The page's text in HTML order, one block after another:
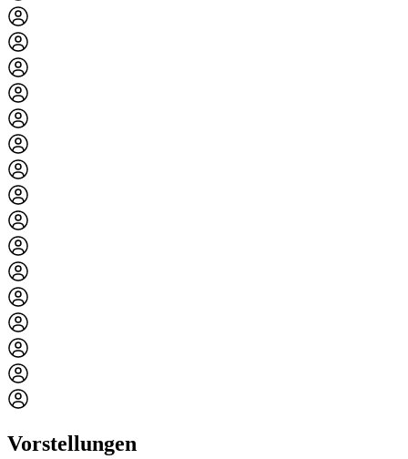
Vorstellungen